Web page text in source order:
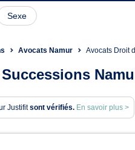
Sexe
Avocats Namur Avocats
Justifitsont vérifiés. En savoir plus >
des